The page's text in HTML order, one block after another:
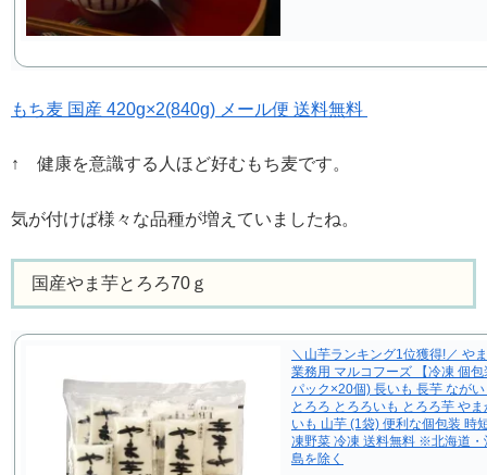
もち麦 国産 420g×2(840g) メール便 送料無料
↑ 健康を意識する人ほど好むもち麦です。
気が付けば様々な品種が増えていましたね。
国産やま芋とろろ70ｇ
＼山芋ランキング1位獲得!／ や
業務用 マルコフーズ 【冷凍 個
パック×20個) 長いも 長芋 なが
とろろ とろろいも とろろ芋 や
いも 山芋 (1袋) 便利な個包装 時
凍野菜 冷凍 送料無料 ※北海道・
島を除く